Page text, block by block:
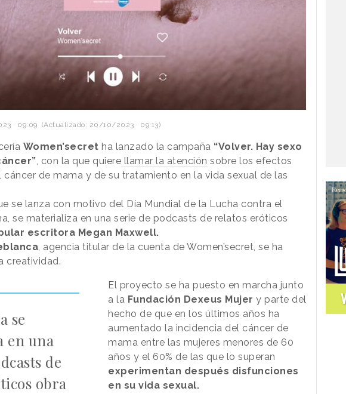
· 09:09 (Actualizado: 20/10/2023 · 09:13)
Women’secret ha lanzado la campaña “Volver. Hay sexo
, con la que quiere llamar la atención sobre los efectos
cáncer de mama y de su tratamiento en la vida sexual de las
se lanza con motivo del Día Mundial de la Lucha contra el
se materializa en una serie de podcasts de relatos eróticos
escritora Megan Maxwell.
, agencia titular de la cuenta de Women’secret, se ha
creatividad.
se
en una
de
obra
El proyecto se ha puesto en marcha junto
a la Fundación Dexeus Mujery parte del
hecho de que en los últimos años ha
aumentado la incidencia del cáncer de
mama entre las mujeres menores de 60
años y el 60% de las que lo superan
experimentan después disfunciones
en su vida sexual.